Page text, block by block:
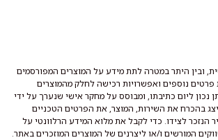
ובין היתר במטרה לתת מידע על המוצרים המפורסמים
נוספים ואפשרויות רכישה לחלק מהמוצרים
נכון ליום כתיבתו, ומבוסס על מחקר אישי שנערך על ידי
בהכרח את השירות, המוצר, את הפרטים הטכניים
הנזכר לצידו. כדי לקבל את מלוא המידע הרלוונטי על
המורשים ו/או ליצרנים של המוצרים המוזכרים באתר.